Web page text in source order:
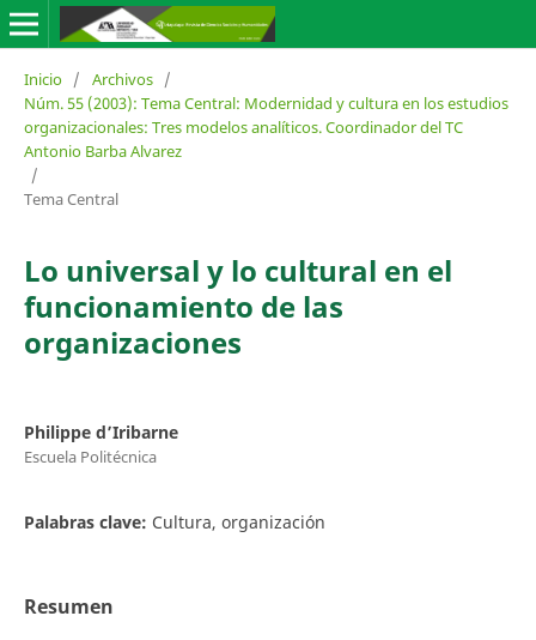
Inicio / Archivos /
Núm. 55 (2003): Tema Central: Modernidad y cultura en los estudios
organizacionales: Tres modelos analíticos. Coordinador del TC
Antonio Barba Alvarez
/
Tema Central
Lo universal y lo cultural en el
funcionamiento de las
organizaciones
Philippe d’Iribarne
Escuela Politécnica
Palabras clave: Cultura, organización
Resumen